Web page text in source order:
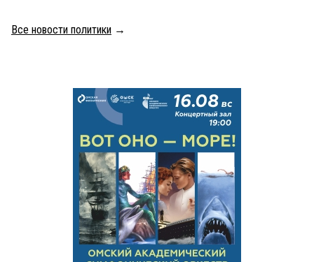
Все новости политики →